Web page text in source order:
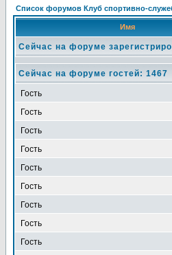
Список форумов Клуб спортивно-
Имя
Сейчас на форуме
Сейчас на форуме гостей: 1467
Гость
Гость
Гость
Гость
Гость
Гость
Гость
Гость
Гость